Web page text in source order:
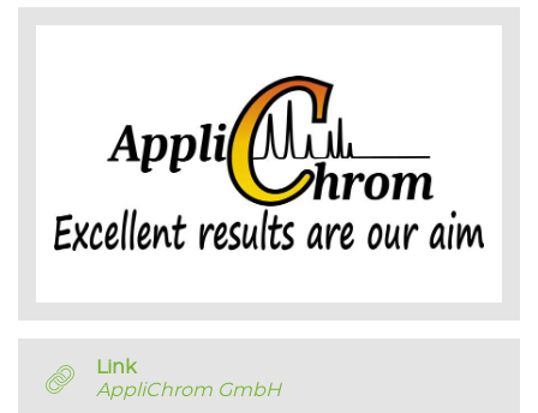
Link
AppliChrom GmbH